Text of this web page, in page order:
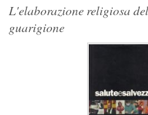
L'elaborazione religiosa
guarigione